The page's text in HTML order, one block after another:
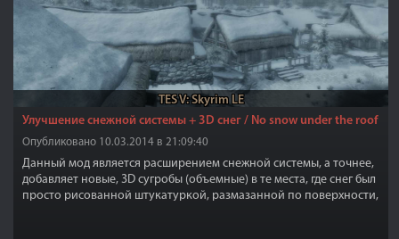
TES V: Skyrim LE
Улучшение снежной системы + 3D снег / No snow under the roof
Опубликовано 10.03.2014 в 21:09:40
Данный мод является расширением снежной системы, а точнее,
добавляет новые, 3D сугробы (объемные) в те места, где снег был
просто рисованной штукатуркой, размазанной по поверхности,